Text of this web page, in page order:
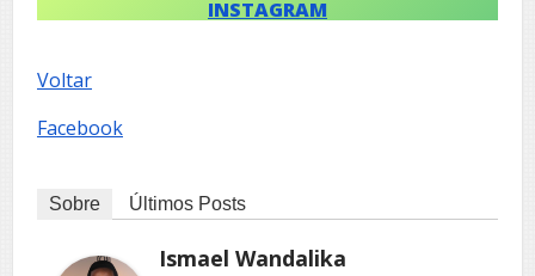
INSTAGRAM
Voltar
Facebook
Sobre Últimos Posts
Ismael Wandalika